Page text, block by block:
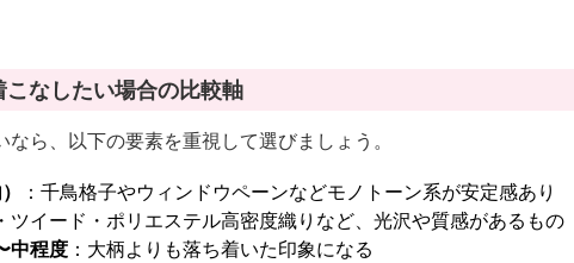
なしたい場合の比較軸
ら、以下の要素を重視して選びましょう。
：千鳥格子やウィンドウペーンなどモノトーン系が安定感あり
ツイード・ポリエステル高密度織りなど、光沢や質感があるもの
中程度 ：大柄よりも落ち着いた印象になる